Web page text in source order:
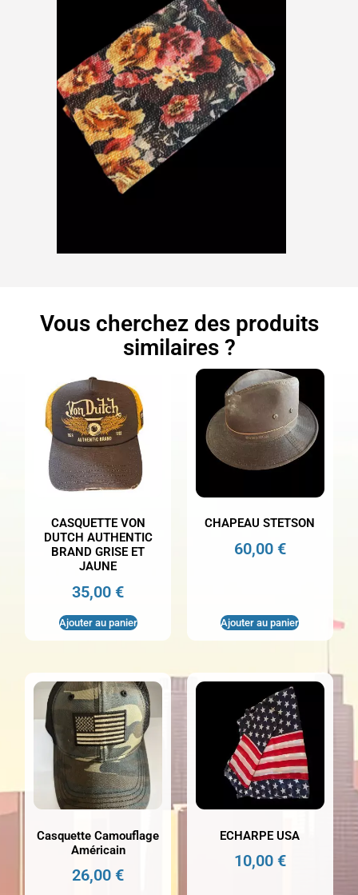
Vous cherchez des produits
similaires ?
CASQUETTE VON
DUTCH AUTHENTIC
BRAND GRISE ET
JAUNE
35,00€
Ajouter au panier
CHAPEAU STETSON
60,00 €
Ajouter au panier
Casquette Camouflage
Américain
26,00€
ECHARPE USA
10,00 €